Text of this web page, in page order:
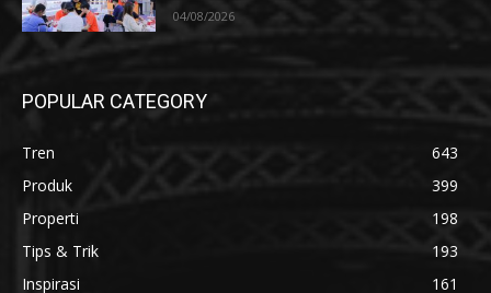
04/08/2026
POPULAR CATEGORY
Tren
643
Produk
399
Properti
198
Tips & Trik
193
Inspirasi
161